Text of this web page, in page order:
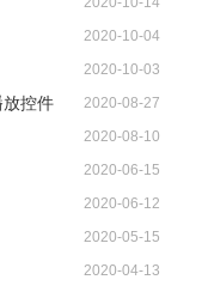
2020-10-04
2020-10-03
控件 2020-08-27
2020-08-10
2020-06-15
2020-06-12
2020-05-15
2020-04-13